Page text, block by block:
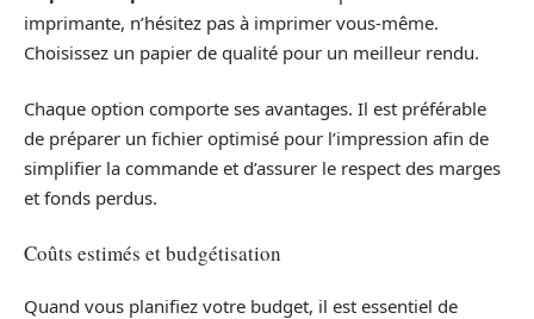
imprimante, n’hésitez pas à imprimer vous-même.
Choisissez un papier de qualité pour un meilleur rendu.
Chaque option comporte ses avantages. Il est préférable
de préparer un fichier optimisé pour l’impression afin de
simplifier la commande et d’assurer le respect des marges
et fonds perdus.
Coûts estimés et budgétisation
Quand vous planifiez votre budget, il est essentiel de